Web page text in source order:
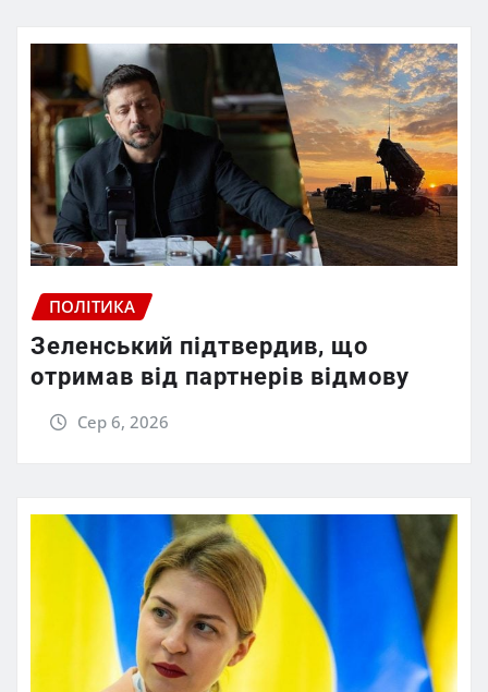
ПОЛІТИКА
Зеленський підтвердив, що
отримав від партнерів відмову
Сер 6, 2026